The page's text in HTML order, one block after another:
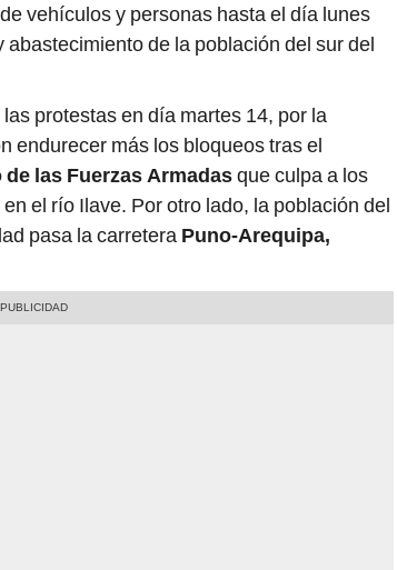
vehículos y personas hasta el día lunes
de la población del sur del
protestas en día martes 14, por la
endurecer más los bloqueos tras el
las Fuerzas Armadasque culpa a los
el río Ilave. Por otro lado, la población del
pasa la carretera Puno-Arequipa,